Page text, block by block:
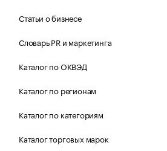
Статьи о бизнесе
Словарь PR и маркетинга
Каталог по ОКВЭД
Каталог по регионам
Каталог по категориям
Каталог торговых марок